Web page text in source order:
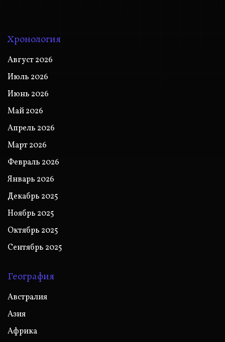
Хронология
Август 2026
Июль 2026
Июнь 2026
Май 2026
Апрель 2026
Март 2026
Февраль 2026
Январь 2026
Декабрь 2025
Ноябрь 2025
Октябрь 2025
Сентябрь 2025
География
Австралия
Азия
Африка